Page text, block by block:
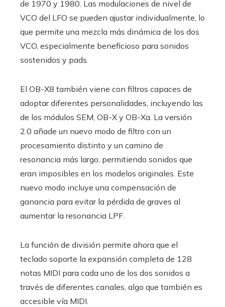
de 1970 y 1980. Las modulaciones de nivel de
VCO del LFO se pueden ajustar individualmente, lo
que permite una mezcla más dinámica de los dos
VCO, especialmente beneficioso para sonidos
sostenidos y pads.
El OB-X8 también viene con filtros capaces de
adoptar diferentes personalidades, incluyendo las
de los módulos SEM, OB-X y OB-Xa. La versión
2.0 añade un nuevo modo de filtro con un
procesamiento distinto y un camino de
resonancia más largo, permitiendo sonidos que
eran imposibles en los modelos originales. Este
nuevo modo incluye una compensación de
ganancia para evitar la pérdida de graves al
aumentar la resonancia LPF.
La función de división permite ahora que el
teclado soporte la expansión completa de 128
notas MIDI para cada uno de los dos sonidos a
través de diferentes canales, algo que también es
accesible vía MIDI.